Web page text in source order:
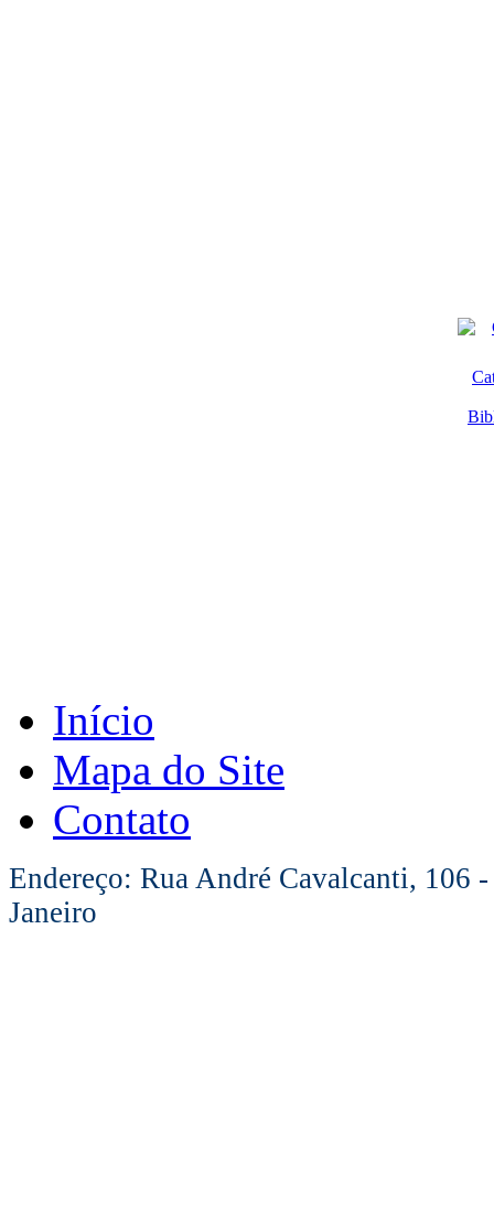
Início
Mapa do Site
Contato
Endereço: Rua André Cavalcanti, 106
Janeiro